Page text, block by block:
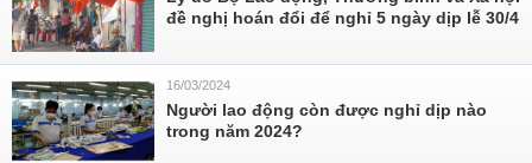
đề nghị hoán đổi để nghỉ 5 ngày dịp lễ 30/4
16/03/2024
Người lao động còn được nghỉ dịp nào
trong năm 2024?